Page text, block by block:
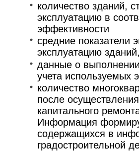
количество зданий,
эксплуатацию в
эффективности
средние показатели
эксплуатацию
данные о
учета используемых
количество
после
капитального
Информация
содержащихся в
градостроительной